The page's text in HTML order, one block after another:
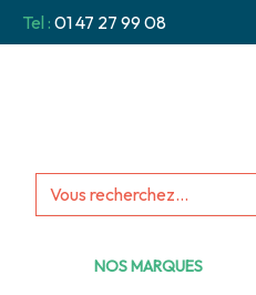
Tel : 01 47 27 99 08
NOS MARQUES